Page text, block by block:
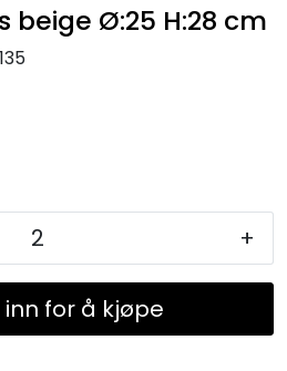
beige Ø:25 H:28 cm
+
inn for å kjøpe